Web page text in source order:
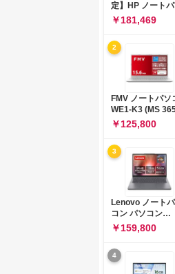
定】HP ノート
コン 15-fd 15.6イ
チ インテル Core
120U メモリ16GB
SSD512GB
Windows 11
Microsoft Office
2024搭載 WPS
Office搭載 カメ
ャッター 指紋認
型 Copilotキー搭
ナチュラルシルバ
￥181,469
2
FMV ノートパソ
WE1-K3 (MS
Personal/Copilot
ー搭載/Win 11/
型/Core
i5/16GB/SSD
512GB/ホワイト)
￥125,800
3
Lenovo ノート
コン パソコン
IdeaPad Slim 3
インチ AMD
Ryzen™ 5
メモリ16GB
SSD512GB
￥159,800
4